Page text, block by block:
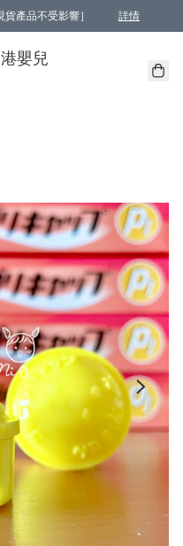
產品不受影響］ 詳情
惠產品 & 品牌指定價除外)
嬰兒